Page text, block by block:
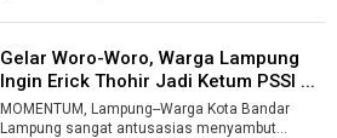
Gelar Woro-Woro, Warga Lampung
Ingin Erick Thohir Jadi Ketum PSSI ...
MOMENTUM, Lampung--Warga Kota Bandar
Lampung sangat antusasias menyambut